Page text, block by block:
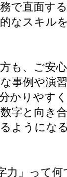
で直面す
なスキル
も、ご安
事例や演
かりやす
字と向き
ようにな
力」って何